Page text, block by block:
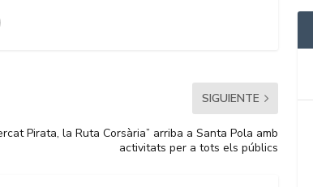
SIGUIENTE
Pirata, la Ruta Corsària” arriba a Santa Pola amb
activitats per a tots els públics